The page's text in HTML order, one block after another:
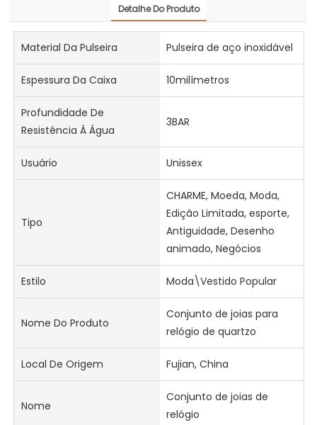
Detalhe Do Produto
Material Da Pulseira Pulseira de aço inoxidável
Espessura Da Caixa 10milímetros
Profundidade De
Resistência À Água
3BAR
Usuário Unissex
Tipo
CHARME, Moeda, Moda,
Edição Limitada, esporte,
Antiguidade, Desenho
animado, Negócios
Estilo Moda\Vestido Popular
Nome Do Produto
Conjunto de joias para
relógio de quartzo
Local De Origem Fujian, China
Nome
Conjunto de joias de
relógio